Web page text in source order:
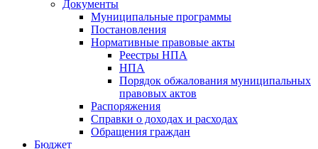
Документы
Муниципальные программы
Постановления
Нормативные правовые акты
Реестры НПА
НПА
Порядок обжалования муниципальных
правовых актов
Распоряжения
Справки о доходах и расходах
Обращения граждан
Бюджет